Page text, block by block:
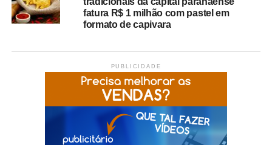
fatura R$ 1 milhão com pastel em
formato de capivara
PUBLICIDADE